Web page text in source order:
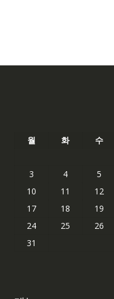
월 화 수
3
4 5
10
11 12
17
18 19
24
25 26
31